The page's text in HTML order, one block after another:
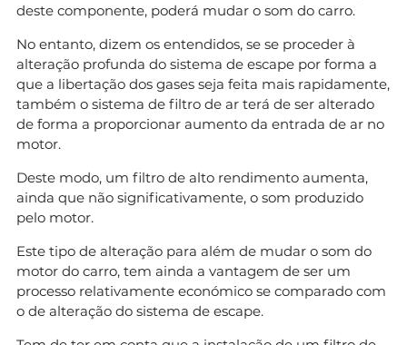
deste componente, poderá mudar o som do carro.
No entanto, dizem os entendidos, se se proceder à
alteração profunda do sistema de escape por forma a
que a libertação dos gases seja feita mais rapidamente,
também o sistema de filtro de ar terá de ser alterado
de forma a proporcionar aumento da entrada de ar no
motor.
Deste modo, um filtro de alto rendimento aumenta,
ainda que não significativamente, o som produzido
pelo motor.
Este tipo de alteração para além de mudar o som do
motor do carro, tem ainda a vantagem de ser um
processo relativamente económico se comparado com
o de alteração do sistema de escape.